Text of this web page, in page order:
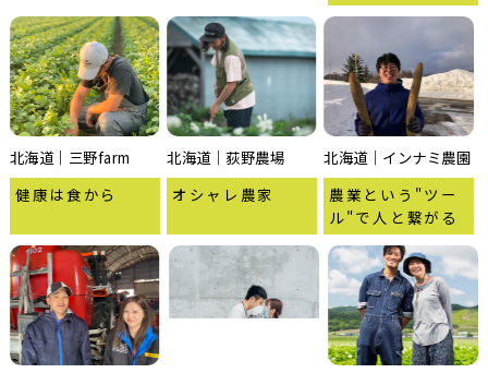
北海道｜三野farm
健康は食から
北海道｜荻野農場
オシャレ農家
北海道｜インナミ農園
農業という"ツー
ル"で人と繋がる